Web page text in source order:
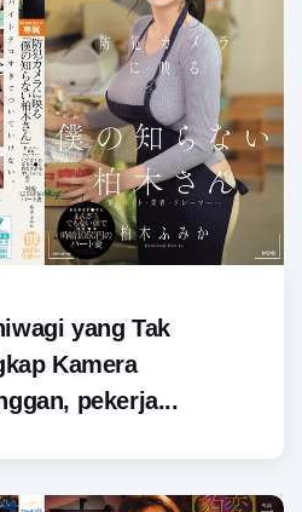
yang Tak
Kamera
pekerja...